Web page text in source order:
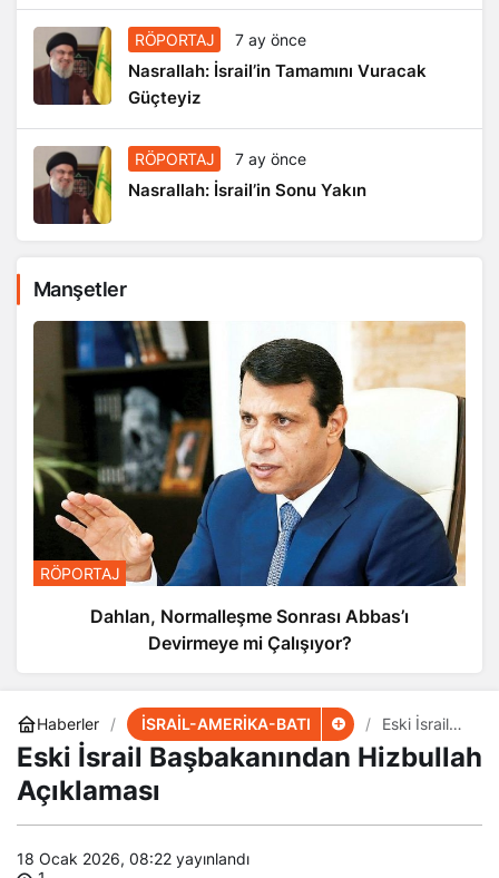
RÖPORTAJ 7 ay önce
Nasrallah: İsrail’in Tamamını Vuracak
Güçteyiz
RÖPORTAJ 7 ay önce
Nasrallah: İsrail’in Sonu Yakın
Manşetler
RÖPORTAJ
Dahlan, Normalleşme Sonrası Abbas’ı
Devirmeye mi Çalışıyor?
Haberler İSRAİL-AMERİKA-BATI
Eski İsrail
Başbakanın
dan
Eski İsrail Başbakanından Hizbullah
Açıklaması
18 Ocak 2026, 08:22 yayınlandı